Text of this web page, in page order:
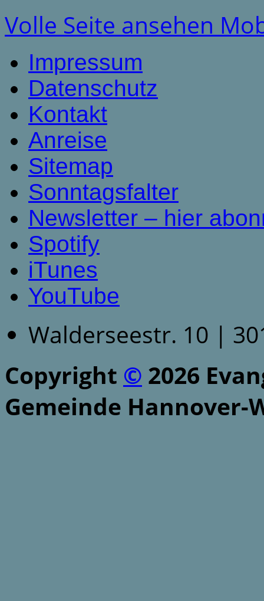
Volle Seite ansehen
Impressum
Datenschutz
Kontakt
Anreise
Sitemap
Sonntagsfalter
Newsletter – hier
Spotify
iTunes
YouTube
Walderseestr. 10 |
Copyright © 2026
Gemeinde Hannover-